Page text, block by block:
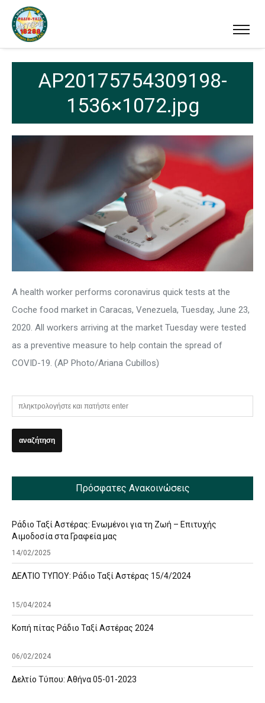
AP20175754309198-
1536×1072.jpg
A health worker performs coronavirus quick tests at the
Coche food market in Caracas, Venezuela, Tuesday, June 23,
2020. All workers arriving at the market Tuesday were tested
as a preventive measure to help contain the spread of
COVID-19. (AP Photo/Ariana Cubillos)
Πρόσφατες Ανακοινώσεις
Ράδιο Ταξί Αστέρας: Ενωμένοι για τη Ζωή – Επιτυχής
Αιμοδοσία στα Γραφεία μας
14/02/2025
ΔΕΛΤΙΟ ΤΥΠΟΥ: Ράδιο Ταξί Αστέρας 15/4/2024
15/04/2024
Κοπή πίτας Ράδιο Ταξί Αστέρας 2024
06/02/2024
Δελτίο Τύπου: Αθήνα 05-01-2023